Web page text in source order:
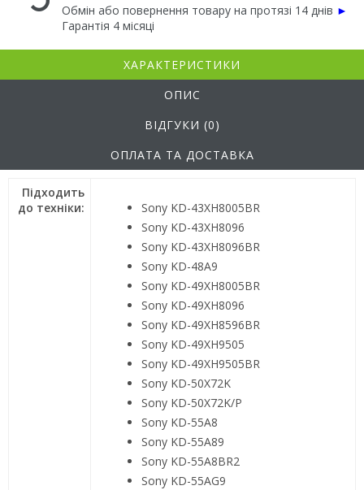
Обмін або повернення товару на протязі 14 днів ►
Гарантія 4 місяці
ХАРАКТЕРИСТИКИ
ОПИС
ВІДГУКИ (0)
ОПЛАТА ТА ДОСТАВКА
Підходить
до техніки:
Sony KD-43XH8005BR
Sony KD-43XH8096
Sony KD-43XH8096BR
Sony KD-48A9
Sony KD-49XH8005BR
Sony KD-49XH8096
Sony KD-49XH8596BR
Sony KD-49XH9505
Sony KD-49XH9505BR
Sony KD-50X72K
Sony KD-50X72K/P
Sony KD-55A8
Sony KD-55A89
Sony KD-55A8BR2
Sony KD-55AG9